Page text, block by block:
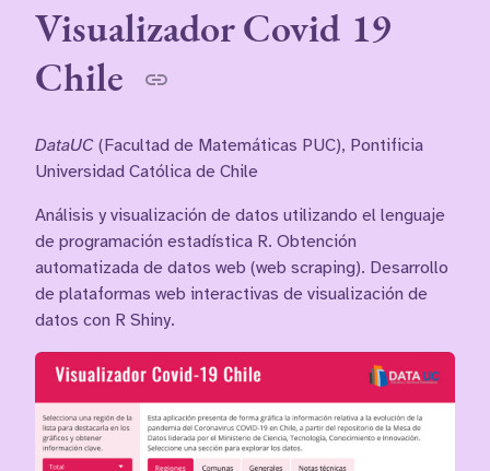
Visualizador Covid 19
Chile
DataUC (Facultad de Matemáticas PUC), Pontificia
Universidad Católica de Chile
Análisis y visualización de datos utilizando el lenguaje
de programación estadística R. Obtención
automatizada de datos web (web scraping). Desarrollo
de plataformas web interactivas de visualización de
datos con R Shiny.